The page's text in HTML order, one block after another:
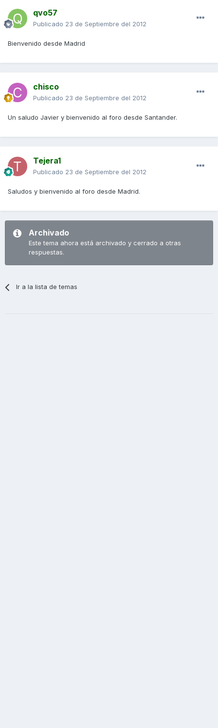
qvo57
Publicado 23 de Septiembre del 2012
Bienvenido desde Madrid
chisco
Publicado 23 de Septiembre del 2012
Un saludo Javier y bienvenido al foro desde Santander.
Tejera1
Publicado 23 de Septiembre del 2012
Saludos y bienvenido al foro desde Madrid.
Archivado
Este tema ahora está archivado y cerrado a otras
respuestas.
Ir a la lista de temas